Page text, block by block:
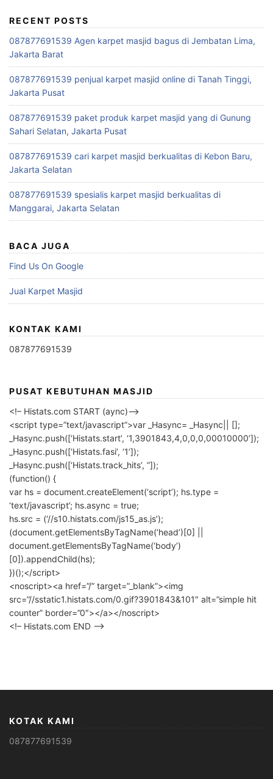
RECENT POSTS
087877691539 Agen karpet masjid bagus di Jembatan Lima,
Jakarta Barat
087877691539 penjual karpet masjid online di Tanah Tinggi,
Jakarta Pusat
087877691539 paket produk karpet masjid yang di Gunung
Sahari Selatan, Jakarta Pusat
087877691539 cari karpet masjid berkualitas di Kebon Baru,
Jakarta Selatan
087877691539 spesialis karpet masjid berkualitas di
Manggarai, Jakarta Selatan
BACA JUGA
Find Us On Google
Jual Karpet Masjid
KONTAK KAMI
087877691539
PUSAT KEBUTUHAN MASJID
<!– Histats.com START (aync)–>
<script type=”text/javascript”>var _Hasync= _Hasync|| [];
_Hasync.push([‘Histats.start’, ‘1,3901843,4,0,0,0,00010000’]);
_Hasync.push([‘Histats.fasi’, ‘1’]);
_Hasync.push([‘Histats.track_hits’, ”]);
(function() {
var hs = document.createElement(‘script’); hs.type =
‘text/javascript’; hs.async = true;
hs.src = (‘//s10.histats.com/js15_as.js’);
(document.getElementsByTagName(‘head’)[0] ||
document.getElementsByTagName(‘body’)
[0]).appendChild(hs);
})();</script>
<noscript><a href=”/” target=”_blank”><img
src=”//sstatic1.histats.com/0.gif?3901843&101″ alt=”simple hit
counter” border=”0″></a></noscript>
<!– Histats.com END –>
KOTAK KAMI
087877691539